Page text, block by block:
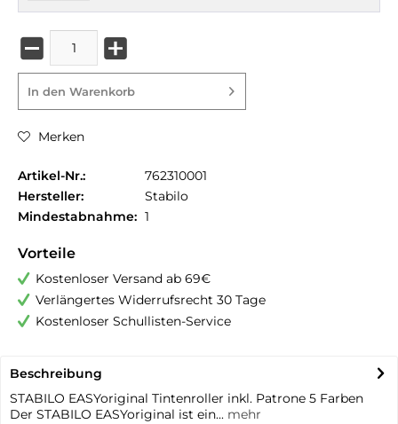
In den Warenkorb
Merken
Artikel-Nr.:
762310001
Hersteller:
Stabilo
Mindestabnahme: 1
Vorteile
Kostenloser Versand ab 69€
Verlängertes Widerrufsrecht 30 Tage
Kostenloser Schullisten-Service
Beschreibung
STABILO EASYoriginal Tintenroller inkl. Patrone 5 Farben
Der STABILO EASYoriginal ist ein... mehr